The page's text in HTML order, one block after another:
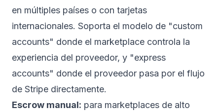
en múltiples países o con tarjetas
internacionales. Soporta el modelo de "custom
accounts" donde el marketplace controla la
experiencia del proveedor, y "express
accounts" donde el proveedor pasa por el flujo
de Stripe directamente.
Escrow manual: para marketplaces de alto